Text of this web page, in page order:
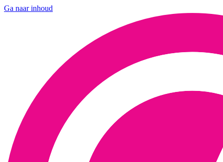
Ga naar inhoud